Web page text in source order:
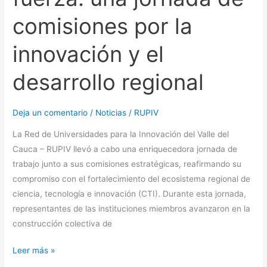
comisiones por la
innovación y el
desarrollo regional
Deja un comentario / Noticias / RUPIV
La Red de Universidades para la Innovación del Valle del
Cauca – RUPIV llevó a cabo una enriquecedora jornada de
trabajo junto a sus comisiones estratégicas, reafirmando su
compromiso con el fortalecimiento del ecosistema regional de
ciencia, tecnología e innovación (CTI). Durante esta jornada,
representantes de las instituciones miembros avanzaron en la
construcción colectiva de
Leer más »